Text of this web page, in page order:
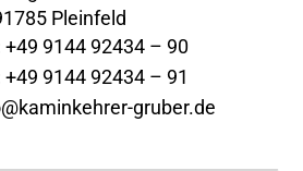
Pleinfeld
+49 9144 92434 – 90
+49 9144 92434 – 91
gruber.de